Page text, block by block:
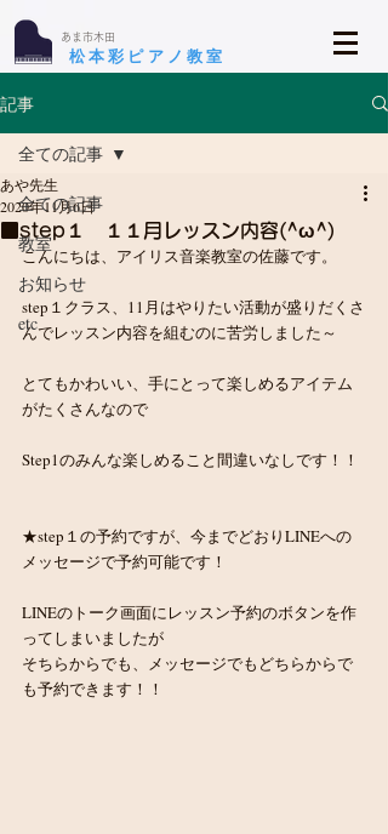
​あま市木田
​松本彩ピアノ教室
記事
全ての記事
教室
お知らせ
etc
全ての記事
■step１ １１月レッスン内容(^ω^)
あや先生
2020年11月6日
こんにちは、アイリス音楽教室の佐藤です。
step１クラス、11月はやりたい活動が盛りだくさ
んでレッスン内容を組むのに苦労しました～
とてもかわいい、手にとって楽しめるアイテム
がたくさんなので
Step1のみんな楽しめること間違いなしです！！
★step１の予約ですが、今までどおりLINEへの
メッセージで予約可能です！
LINEのトーク画面にレッスン予約のボタンを作
ってしまいましたが
そちらからでも、メッセージでもどちらからで
も予約できます！！